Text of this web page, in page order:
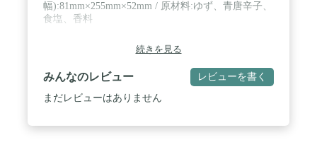
幅):81mm×255mm×52mm / 原材料:ゆず、青唐辛子、
食塩、香料
続きを見る
みんなのレビュー レビューを書く
まだレビューはありません